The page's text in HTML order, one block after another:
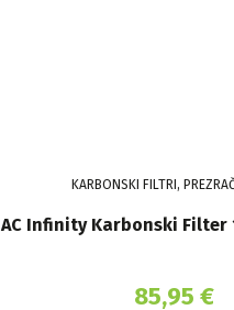
KARBONSKI FILTRI,
AC Infinity Karbonski Filter
85,95 €